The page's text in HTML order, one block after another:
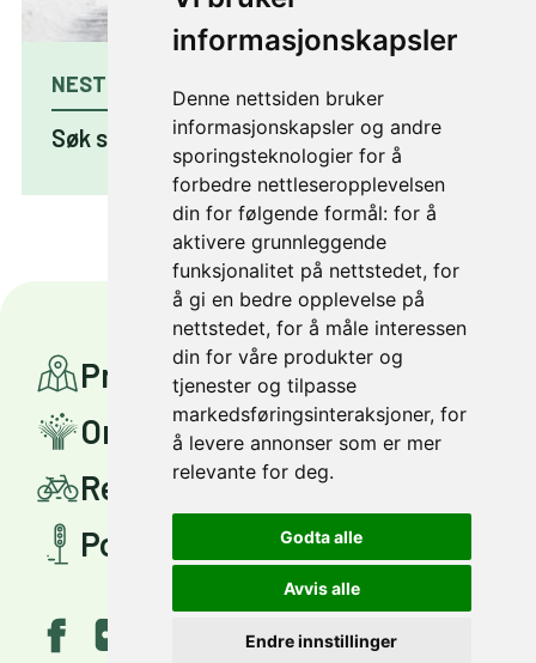
informasjonskapsler
Denne nettsiden bruker
informasjonskapsler og andre
sporingsteknologier for å
forbedre nettleseropplevelsen
din for følgende formål: for å
aktivere grunnleggende
funksjonalitet på nettstedet, for
å gi en bedre opplevelse på
nettstedet, for å måle interessen
din for våre produkter og
tjenester og tilpasse
markedsføringsinteraksjoner, for
å levere annonser som er mer
relevante for deg.
Godta alle
Avvis alle
Endre innstillinger
NESTE ARTIKKEL
Søk støtte til piggdekk – bli vintersyklist!
Prosjekter
Om Miljøpakken
Reis smartere
Politisk styring